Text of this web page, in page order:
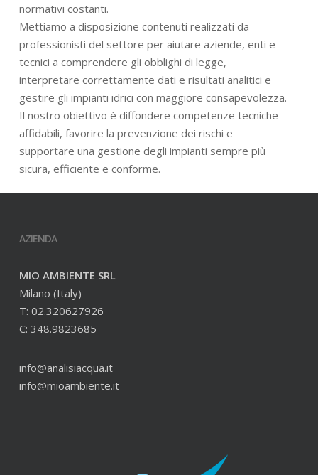
normativi costanti.
Mettiamo a disposizione contenuti realizzati da
professionisti del settore per aiutare aziende, enti e
tecnici a comprendere gli obblighi di legge,
interpretare correttamente dati e risultati analitici e
gestire gli impianti idrici con maggiore consapevolezza.
Il nostro obiettivo è diffondere competenze tecniche
affidabili, favorire la prevenzione dei rischi e
supportare una gestione degli impianti sempre più
sicura, efficiente e conforme.
AZIENDA
MIO AMBIENTE SRL
Milano (Italy)
T: 02.320627926
C: 348.9823685
info@analisiacqua.it
info@mioambiente.it